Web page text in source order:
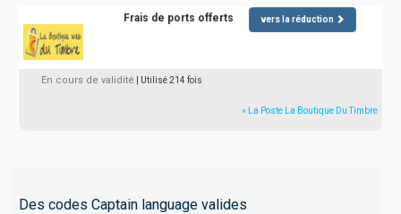
Frais de ports offerts vers la réduction
En cours de validité | Utilisé 214 fois
» La Poste La Boutique Du Timbre
Des codes Captain language valides